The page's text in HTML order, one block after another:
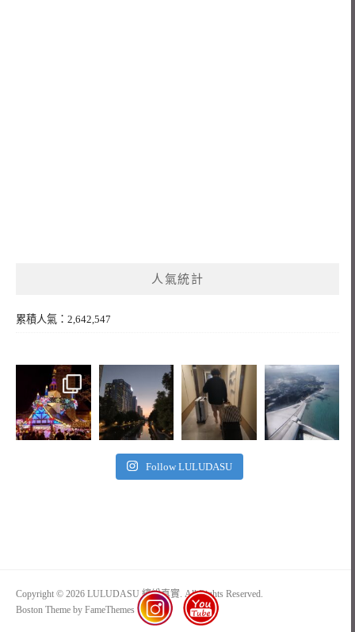
人氣統計
累積人氣：2,642,547
Follow LULUDASU
Copyright © 2026 LULUDASU 繽紛真實. All Rights Reserved.
Boston Theme by FameThemes